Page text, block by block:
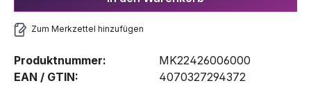
Zum Merkzettel hinzufügen
Produktnummer:
MK22426006000
EAN / GTIN:
4070327294372